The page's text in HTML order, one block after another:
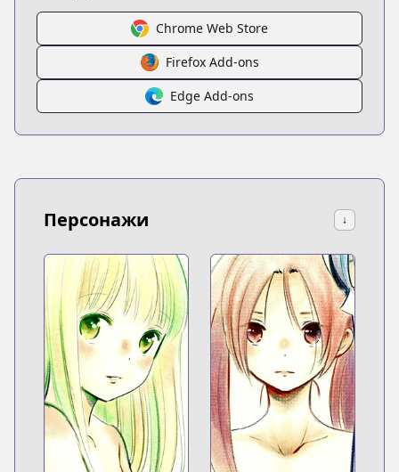
Chrome Web Store
Firefox Add-ons
Edge Add-ons
Персонажи ↓